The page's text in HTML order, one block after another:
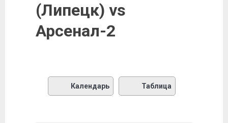
(Липецк) vs
Арсенал-2
Календарь Таблица